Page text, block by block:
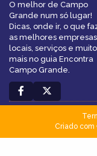
O melhor de Campo
Grande num só lugar!
Dicas, onde ir, o que
as melhores empresas,
locais, serviços e muito
mais no guia Encontra
Campo Grande.
Criado com